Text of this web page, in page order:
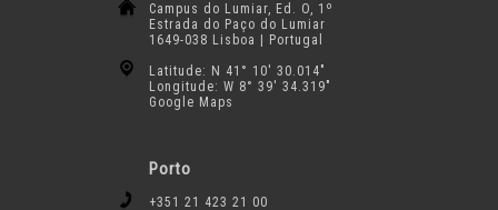
Campus do Lumiar, Ed. O, 1º
Estrada do Paço do Lumiar
1649-038 Lisboa | Portugal
Latitude: N 41° 10′ 30.014″
Longitude: W 8° 39′ 34.319″
Google Maps
Porto
+351 21 423 21 00